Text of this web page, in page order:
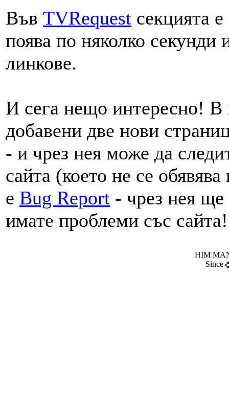
Във TVRequest секцията
поява по няколко
линкове.
И сега нещо интересно!
добавени две нови
- и чрез нея може да
сайта (което не се
е Bug Report - чрез нея
имате проблеми със сайта!
HIM
Since